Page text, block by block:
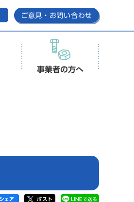
ご意見・お問い合わせ
事業者の方へ